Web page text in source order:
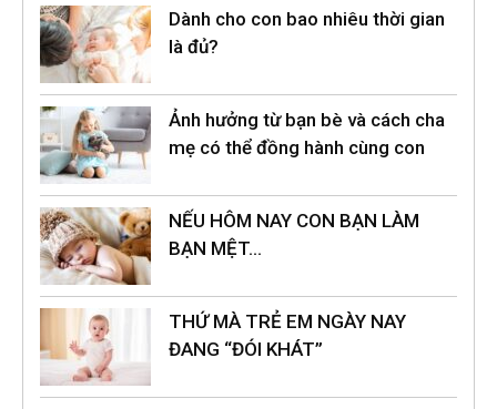
Dành cho con bao nhiêu thời gian
là đủ?
Ảnh hưởng từ bạn bè và cách cha
mẹ có thể đồng hành cùng con
NẾU HÔM NAY CON BẠN LÀM
BẠN MỆT…
THỨ MÀ TRẺ EM NGÀY NAY
ĐANG “ĐÓI KHÁT”